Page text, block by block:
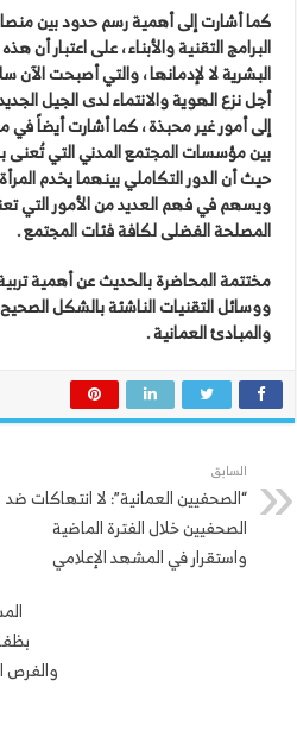
كما أشارت إلى أهمية رسم حدود بين
البرامج التقنية والأبناء ، على اعتبار
البشرية لا لإدمانها ، والتي أصبحت
أجل نزع الهوية والانتماء لدى الجيل
إلى أمور غير محبذة ، كما أشارت أيضاً في
بين مؤسسات المجتمع المدني التي تُعنى
حيث أن الدور التكاملي بينهما يخدم
ويسهم في فهم العديد من الأمور التي
المصلحة الفضلى لكافة فئات المجتمع .
مختتمة المحاضرة بالحديث عن أهمية
ووسائل التقنيات الناشئة بالشكل
والمبادئ العمانية .
السابق
“الصحفيين العمانية”: لا انتهاكات ضد
الصحفيين خلال الفترة الماضية
واستقرار في المشهد الإعلامي
والفرص